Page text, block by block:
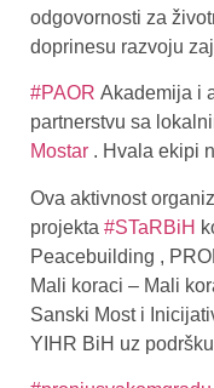
odgovornosti za
doprinesu razvoju
#PAOR Akademija i
partnerstvu sa
Mostar . Hvala ekipi
Ova aktivnost
projekta #STaRBiH
Peacebuilding ,
Mali koraci – Mali
Sanski Most i
YIHR BiH uz